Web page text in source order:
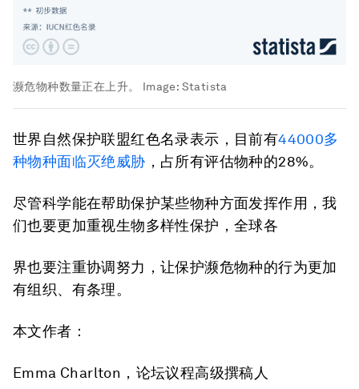
濒危物种数量正在上升。 Image: Statista
世界自然保护联盟红色名录表示，目前有44000多
种物种面临灭绝威胁 ，占所有评估物种的28%。
尽管科学能在帮助保护某些物种方面发挥作用，我
们也要更加重视生物多样性保护，全球各
界也要注重协调努力，让保护濒危物种的行为更加
有组织、有条理。
本文作者：
Emma Charlton，论坛议程高级撰稿人